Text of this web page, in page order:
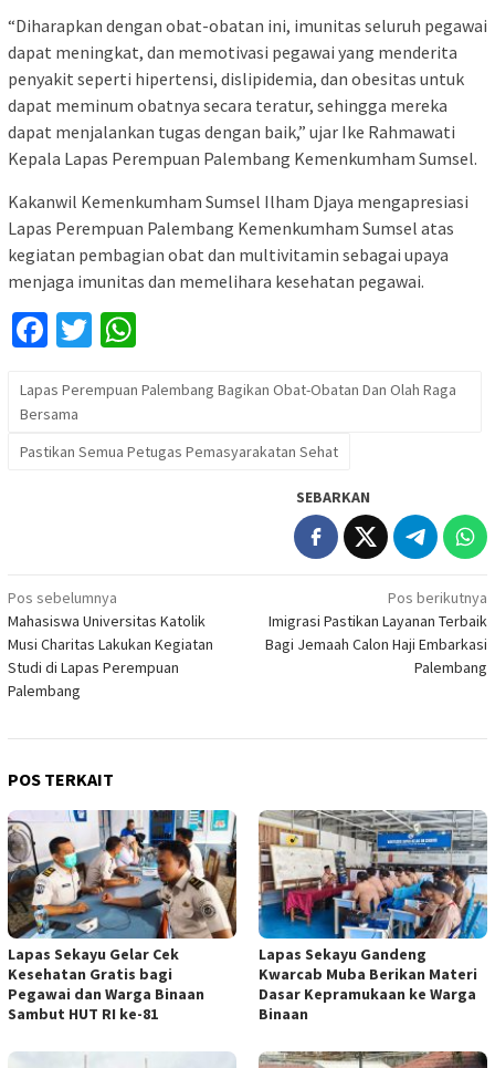
“Diharapkan dengan obat-obatan ini, imunitas seluruh pegawai
dapat meningkat, dan memotivasi pegawai yang menderita
penyakit seperti hipertensi, dislipidemia, dan obesitas untuk
dapat meminum obatnya secara teratur, sehingga mereka
dapat menjalankan tugas dengan baik,” ujar Ike Rahmawati
Kepala Lapas Perempuan Palembang Kemenkumham Sumsel.
Kakanwil Kemenkumham Sumsel Ilham Djaya mengapresiasi
Lapas Perempuan Palembang Kemenkumham Sumsel atas
kegiatan pembagian obat dan multivitamin sebagai upaya
menjaga imunitas dan memelihara kesehatan pegawai.
Facebook
Twitter
Lapas Perempuan Palembang Bagikan Obat-Obatan Dan Olah Raga
Bersama
Pastikan Semua Petugas Pemasyarakatan Sehat
SEBARKAN
Navigasi
pos
Pos sebelumnya
Mahasiswa Universitas Katolik
Musi Charitas Lakukan Kegiatan
Studi di Lapas Perempuan
Palembang
Pos berikutnya
Imigrasi Pastikan Layanan Terbaik
Bagi Jemaah Calon Haji Embarkasi
Palembang
POS TERKAIT
Lapas Sekayu Gelar Cek
Kesehatan Gratis bagi
Pegawai dan Warga Binaan
Sambut HUT RI ke-81
Lapas Sekayu Gandeng
Kwarcab Muba Berikan Materi
Dasar Kepramukaan ke Warga
Binaan